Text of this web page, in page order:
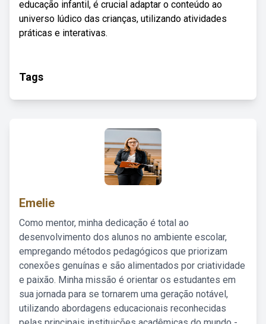
educação infantil, é crucial adaptar o conteúdo ao
universo lúdico das crianças, utilizando atividades
práticas e interativas.
Tags
Emelie
Como mentor, minha dedicação é total ao
desenvolvimento dos alunos no ambiente escolar,
empregando métodos pedagógicos que priorizam
conexões genuínas e são alimentados por criatividade
e paixão. Minha missão é orientar os estudantes em
sua jornada para se tornarem uma geração notável,
utilizando abordagens educacionais reconhecidas